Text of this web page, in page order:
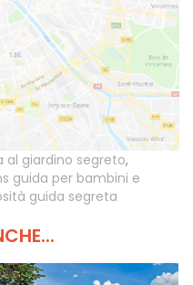
al giardino segreto,
guida per bambini e
guida segreta